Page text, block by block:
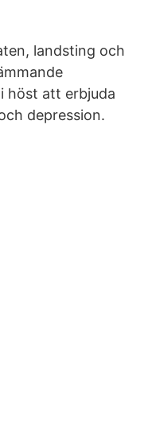
landsting och
höst att erbjuda
depression.